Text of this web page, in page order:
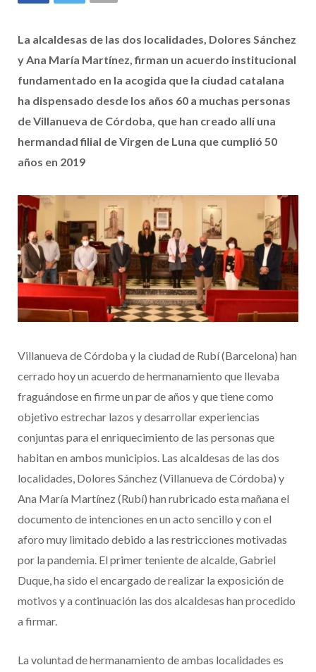
La alcaldesas de las dos localidades, Dolores Sánchez
y Ana María Martínez, firman un acuerdo institucional
fundamentado en la acogida que la ciudad catalana
ha dispensado desde los años 60 a muchas personas
de Villanueva de Córdoba, que han creado allí una
hermandad filial de Virgen de Luna que cumplió 50
años en 2019
Villanueva de Córdoba y la ciudad de Rubí (Barcelona) han
cerrado hoy un acuerdo de hermanamiento que llevaba
fraguándose en firme un par de años y que tiene como
objetivo estrechar lazos y desarrollar experiencias
conjuntas para el enriquecimiento de las personas que
habitan en ambos municipios. Las alcaldesas de las dos
localidades, Dolores Sánchez (Villanueva de Córdoba) y
Ana María Martínez (Rubí) han rubricado esta mañana el
documento de intenciones en un acto sencillo y con el
aforo muy limitado debido a las restricciones motivadas
por la pandemia. El primer teniente de alcalde, Gabriel
Duque, ha sido el encargado de realizar la exposición de
motivos y a continuación las dos alcaldesas han procedido
a firmar.
La voluntad de hermanamiento de ambas localidades es